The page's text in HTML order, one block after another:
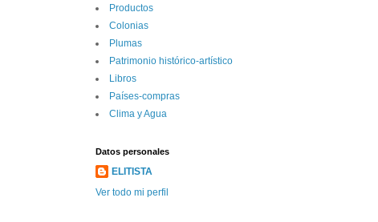
Productos
Colonias
Plumas
Patrimonio histórico-artí­stico
Libros
Paí­ses-compras
Clima y Agua
Datos personales
ELITISTA
Ver todo mi perfil